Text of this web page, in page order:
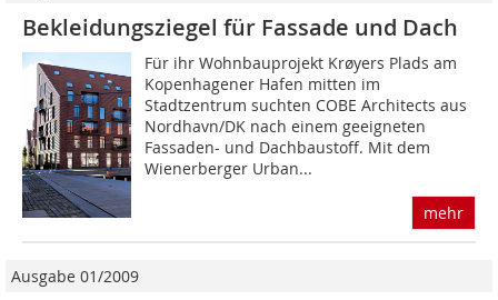
Bekleidungsziegel für Fassade und Dach
Für ihr Wohnbauprojekt Krøyers Plads am
Kopenhagener Hafen mitten im
Stadtzentrum suchten COBE Architects aus
Nordhavn/DK nach einem geeigneten
Fassaden- und Dachbaustoff. Mit dem
Wienerberger Urban...
mehr
Ausgabe 01/2009